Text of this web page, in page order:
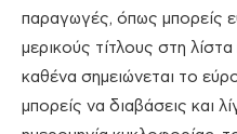
παραγωγές, όπως μπορείς
μερικούς τίτλους στη
καθένα σημειώνεται το
μπορείς να διαβάσεις και